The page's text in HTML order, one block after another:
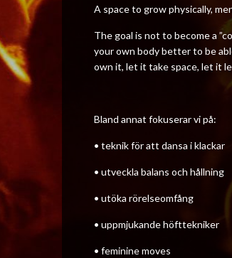
A space to grow physically,
The goal is not to become a
your own body better to be
own it, let it take space, let it
Bland annat fokuserar vi på:
• teknik för att dansa i klackar
• utveckla balans och hållning
• utöka rörelseomfång
• uppmjukande höfttekniker
• feminine moves